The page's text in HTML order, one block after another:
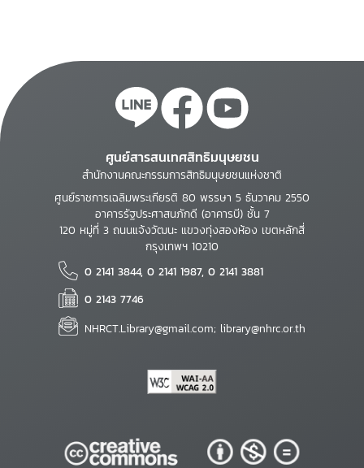
ศูนย์สารสนเทศสิทธิมนุษยชน
สำนักงานคณะกรรมการสิทธิมนุษยชนแห่งชาติ
ศูนย์ราชการเฉลิมพระเกียรติ 80 พรรษา 5 ธันวาคม 2550
อาคารรัฐประศาสนภักดี (อาคารบี) ชั้น 7
120 หมู่ที่ 3 ถนนแจ้งวัฒนะ แขวงทุ่งสองห้อง เขตหลักสี่
กรุงเทพฯ 10210
0 2141 3844, 0 2141 1987, 0 2141 3881
0 2143 7746
NHRCT.Library@gmail.com; library@nhrc.or.th